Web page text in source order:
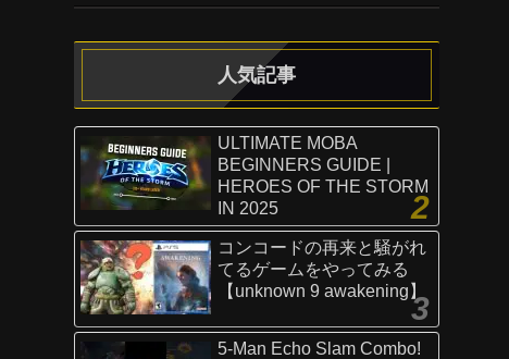
人気記事
ULTIMATE MOBA
BEGINNERS GUIDE |
HEROES OF THE STORM
IN 2025
コンコードの再来と騒がれ
てるゲームをやってみる
【unknown 9 awakening】
5-Man Echo Slam Combo!